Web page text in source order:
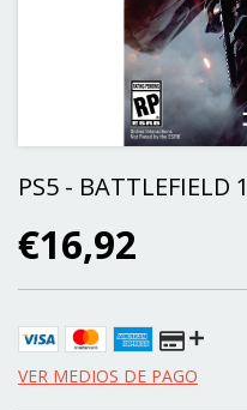
PS5 - BATTLEFIELD 1
€16,92
VER MEDIOS DE PAGO